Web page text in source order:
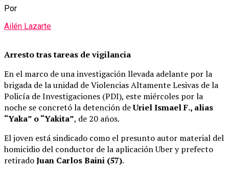
Por
Ailén Lazarte
Arresto tras tareas de vigilancia
En el marco de una investigación llevada adelante por la
brigada de la unidad de Violencias Altamente Lesivas de la
Policía de Investigaciones (PDI), este miércoles por la
noche se concretó la detención deUriel Ismael F., alias
“Yaka” o “Yakita”, de 20 años.
El joven está sindicado como el presunto autor material del
homicidio del conductor de la aplicación Uber y prefecto
retiradoJuan Carlos Baini (57).